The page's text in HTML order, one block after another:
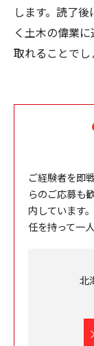
します。読了
く土木の偉業
取れることでし
ご経験者を即
らのご応募も
内しています
任を持って一
北